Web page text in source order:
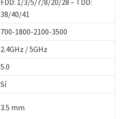
38/40/41
700-1800-2100-3500
2.4GHz / 5GHz
5.0
Sí
3.5 mm